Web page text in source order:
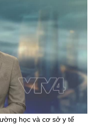
học và cơ sở y tế